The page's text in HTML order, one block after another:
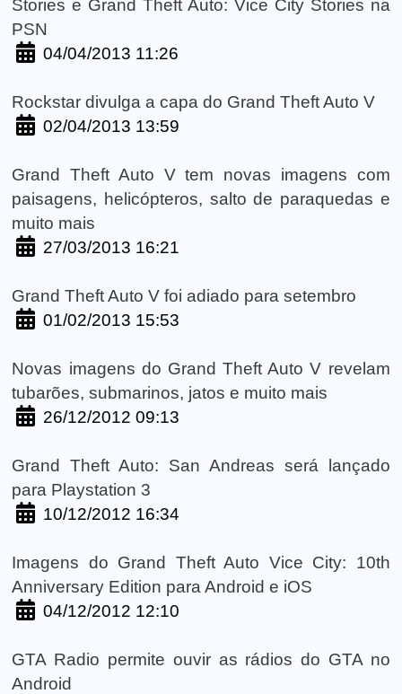
Stories e Grand Theft Auto: Vice City Stories na
PSN
04/04/2013 11:26
Rockstar divulga a capa do Grand Theft Auto V
02/04/2013 13:59
Grand Theft Auto V tem novas imagens com
paisagens, helicópteros, salto de paraquedas e
muito mais
27/03/2013 16:21
Grand Theft Auto V foi adiado para setembro
01/02/2013 15:53
Novas imagens do Grand Theft Auto V revelam
tubarões, submarinos, jatos e muito mais
26/12/2012 09:13
Grand Theft Auto: San Andreas será lançado
para Playstation 3
10/12/2012 16:34
Imagens do Grand Theft Auto Vice City: 10th
Anniversary Edition para Android e iOS
04/12/2012 12:10
GTA Radio permite ouvir as rádios do GTA no
Android